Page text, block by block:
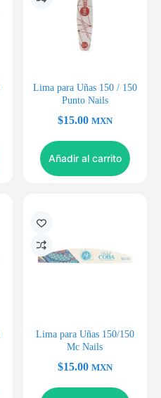
Lima para Uñas 150 / 150
Punto Nails
$15.00 MXN
Añadir al carrito
Lima para Uñas 150/150
Mc Nails
$15.00 MXN